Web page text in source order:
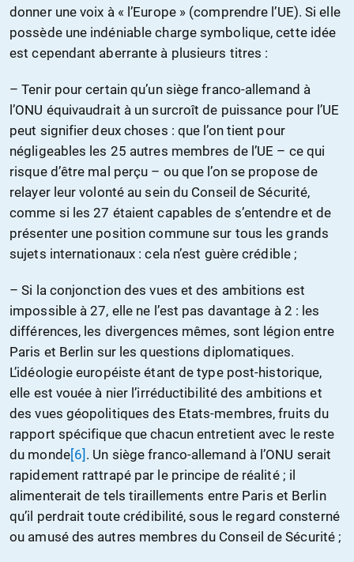
donner une voix à « l’Europe » (comprendre l’UE). Si elle
possède une indéniable charge symbolique, cette idée
est cependant aberrante à plusieurs titres :
– Tenir pour certain qu’un siège franco-allemand à
l’ONU équivaudrait à un surcroît de puissance pour l’UE
peut signifier deux choses : que l’on tient pour
négligeables les 25 autres membres de l’UE – ce qui
risque d’être mal perçu – ou que l’on se propose de
relayer leur volonté au sein du Conseil de Sécurité,
comme si les 27 étaient capables de s’entendre et de
présenter une position commune sur tous les grands
sujets internationaux : cela n’est guère crédible ;
– Si la conjonction des vues et des ambitions est
impossible à 27, elle ne l’est pas davantage à 2 : les
différences, les divergences mêmes, sont légion entre
Paris et Berlin sur les questions diplomatiques.
L’idéologie européiste étant de type post-historique,
elle est vouée à nier l’irréductibilité des ambitions et
des vues géopolitiques des Etats-membres, fruits du
rapport spécifique que chacun entretient avec le reste
du monde[6] . Un siège franco-allemand à l’ONU serait
rapidement rattrapé par le principe de réalité ; il
alimenterait de tels tiraillements entre Paris et Berlin
qu’il perdrait toute crédibilité, sous le regard consterné
ou amusé des autres membres du Conseil de Sécurité ;